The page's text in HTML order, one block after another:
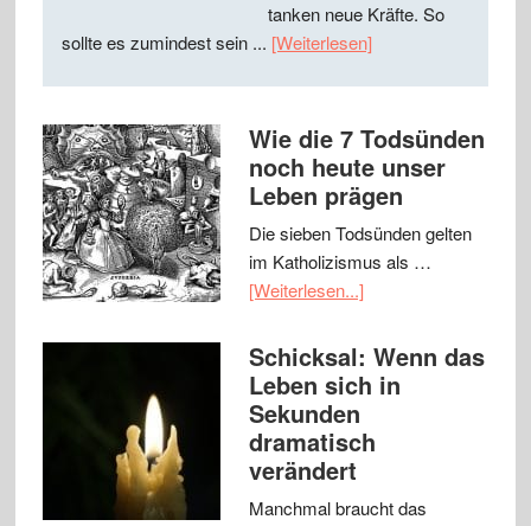
tanken neue Kräfte. So
sollte es zumindest sein ... [Weiterlesen]
Wie die 7 Todsünden
noch heute unser
Leben prägen
Die sieben Todsünden gelten
im Katholizismus als …
[Weiterlesen...]
Schicksal: Wenn das
Leben sich in
Sekunden
dramatisch
verändert
Manchmal braucht das